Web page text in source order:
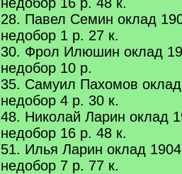
28. Павел Семин оклад
недобор 1 р. 27 к.
30. Фрол Илюшин оклад
недобор 10 р.
35. Самуил Пахомов
недобор 4 р. 30 к.
48. Николай Ларин оклад
недобор 16 р. 48 к.
51. Илья Ларин оклад
недобор 7 р. 77 к.